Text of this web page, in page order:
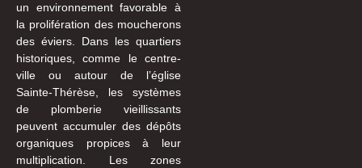
un environnement favorable à
la prolifération des moucherons
des éviers. Dans les quartiers
historiques, comme le centre-
ville ou autour de l’église
Sainte-Thérèse, les systèmes
de plomberie vieillissants
peuvent accumuler des dépôts
organiques propices à leur
multiplication. Les zones